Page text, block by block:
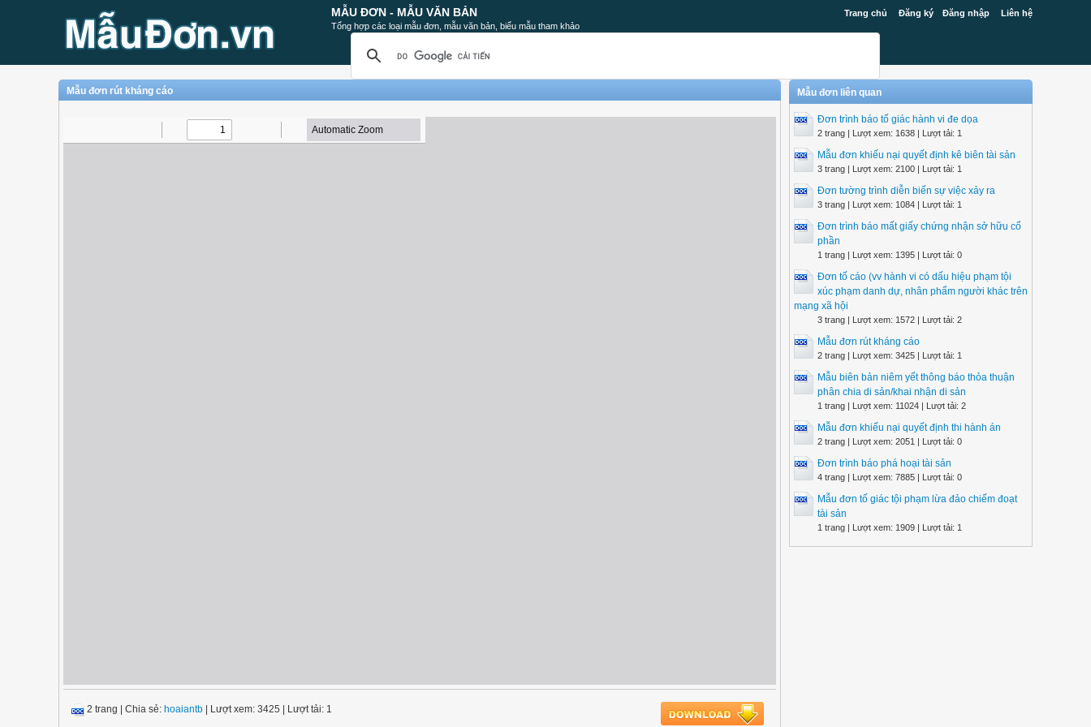
Trang chủ Đăng ký Đăng nhập Liên hệ
MẪU ĐƠN - MẪU VĂN BẢN
Tổng hợp các loại mẫu đơn, mẫu văn bản, biểu mẫu tham khảo
Mẫu đơn rút kháng cáo
2 trang Chia sẻ: hoaiantb | Lượt xem: 3425 | Lượt tải: 1
Mẫu đơn liên quan
Đơn trình báo tố giác hành vi đe dọa
2 trang | Lượt xem: 1638 | Lượt tải: 1
Mẫu đơn khiếu nại quyết định kê biên tài sản
3 trang | Lượt xem: 2100 | Lượt tải: 1
Đơn tường trình diễn biến sự việc xảy ra
3 trang | Lượt xem: 1084 | Lượt tải: 1
Đơn trình báo mất giấy chứng nhận sở hữu cổ
phần
1 trang | Lượt xem: 1395 | Lượt tải: 0
Đơn tố cáo (vv hành vi có dấu hiệu phạm tội
xúc phạm danh dự, nhân phẩm người khác trên
mạng xã hội
3 trang | Lượt xem: 1572 | Lượt tải: 2
Mẫu đơn rút kháng cáo
2 trang | Lượt xem: 3425 | Lượt tải: 1
Mẫu biên bản niêm yết thông báo thỏa thuận
phân chia di sản/khai nhận di sản
1 trang | Lượt xem: 11024 | Lượt tải: 2
Mẫu đơn khiếu nại quyết định thi hành án
2 trang | Lượt xem: 2051 | Lượt tải: 0
Đơn trình báo phá hoại tài sản
4 trang | Lượt xem: 7885 | Lượt tải: 0
Mẫu đơn tố giác tội phạm lừa đảo chiếm đoạt
tài sản
1 trang | Lượt xem: 1909 | Lượt tải: 1